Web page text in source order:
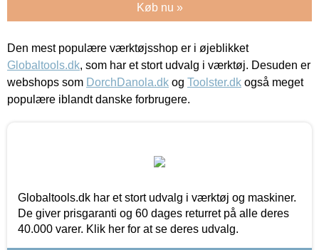
Køb nu »
Den mest populære værktøjsshop er i øjeblikket
Globaltools.dk, som har et stort udvalg i værktøj. Desuden er
webshops som DorchDanola.dk og Toolster.dk også meget
populære iblandt danske forbrugere.
Globaltools.dk har et stort udvalg i værktøj og maskiner.
De giver prisgaranti og 60 dages returret på alle deres
40.000 varer. Klik her for at se deres udvalg.